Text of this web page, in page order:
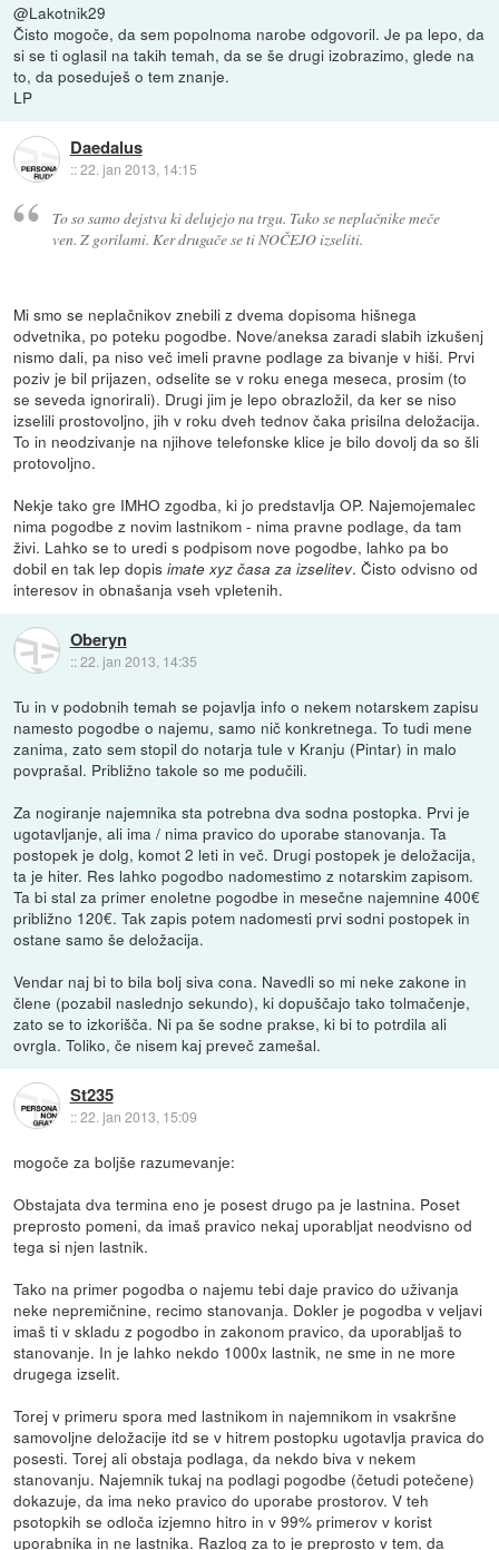
@Lakotnik29
Čisto mogoče, da sem popolnoma narobe odgovoril. Je pa lepo, da
si se ti oglasil na takih temah, da se še drugi izobrazimo, glede na
to, da poseduješ o tem znanje.
LP
Daedalus
::22. jan 2013, 14:15
To so samo dejstva ki delujejo na trgu. Tako se neplačnike meče
ven. Z gorilami. Ker drugače se ti NOČEJO izseliti.
Mi smo se neplačnikov znebili z dvema dopisoma hišnega
odvetnika, po poteku pogodbe. Nove/aneksa zaradi slabih izkušenj
nismo dali, pa niso več imeli pravne podlage za bivanje v hiši. Prvi
poziv je bil prijazen, odselite se v roku enega meseca, prosim (to
se seveda ignorirali). Drugi jim je lepo obrazložil, da ker se niso
izselili prostovoljno, jih v roku dveh tednov čaka prisilna deložacija.
To in neodzivanje na njihove telefonske klice je bilo dovolj da so šli
protovoljno.
Nekje tako gre IMHO zgodba, ki jo predstavlja OP. Najemojemalec
nima pogodbe z novim lastnikom - nima pravne podlage, da tam
živi. Lahko se to uredi s podpisom nove pogodbe, lahko pa bo
dobil en tak lep dopisimate xyz časa za izselitev. Čisto odvisno od
interesov in obnašanja vseh vpletenih.
Oberyn
::22. jan 2013, 14:35
Tu in v podobnih temah se pojavlja info o nekem notarskem zapisu
namesto pogodbe o najemu, samo nič konkretnega. To tudi mene
zanima, zato sem stopil do notarja tule v Kranju (Pintar) in malo
povprašal. Približno takole so me podučili.
Za nogiranje najemnika sta potrebna dva sodna postopka. Prvi je
ugotavljanje, ali ima / nima pravico do uporabe stanovanja. Ta
postopek je dolg, komot 2 leti in več. Drugi postopek je deložacija,
ta je hiter. Res lahko pogodbo nadomestimo z notarskim zapisom.
Ta bi stal za primer enoletne pogodbe in mesečne najemnine 400€
približno 120€. Tak zapis potem nadomesti prvi sodni postopek in
ostane samo še deložacija.
Vendar naj bi to bila bolj siva cona. Navedli so mi neke zakone in
člene (pozabil naslednjo sekundo), ki dopuščajo tako tolmačenje,
zato se to izkorišča. Ni pa še sodne prakse, ki bi to potrdila ali
ovrgla. Toliko, če nisem kaj preveč zamešal.
St235
::22. jan 2013, 15:09
mogoče za boljše razumevanje:
Obstajata dva termina eno je posest drugo pa je lastnina. Poset
preprosto pomeni, da imaš pravico nekaj uporabljat neodvisno od
tega si njen lastnik.
Tako na primer pogodba o najemu tebi daje pravico do uživanja
neke nepremičnine, recimo stanovanja. Dokler je pogodba v veljavi
imaš ti v skladu z pogodbo in zakonom pravico, da uporabljaš to
stanovanje. In je lahko nekdo 1000x lastnik, ne sme in ne more
drugega izselit.
Torej v primeru spora med lastnikom in najemnikom in vsakršne
samovoljne deložacije itd se v hitrem postopku ugotavlja pravica do
posesti. Torej ali obstaja podlaga, da nekdo biva v nekem
stanovanju. Najemnik tukaj na podlagi pogodbe (četudi potečene)
dokazuje, da ima neko pravico do uporabe prostorov. V teh
psotopkih se odloča izjemno hitro in v 99% primerov v korist
uporabnika in ne lastnika. Razlog za to je preprosto v tem, da